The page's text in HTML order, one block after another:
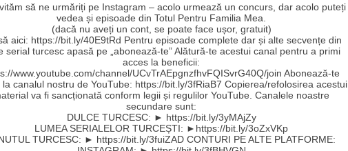
să ne urmăriți pe Instagram – acolo urmează un concurs, dar acolo puteți
vedea și episoade din Totul Pentru Familia Mea.
(dacă nu aveți un cont, se poate face ușor, gratuit)
aici: https://bit.ly/40E9tRd Pentru episoade complete dar și alte secvențe din
serial turcesc apasă pe „abonează-te” Alătură-te acestui canal pentru a primi
acces la beneficii:
www.youtube.com/channel/UCvTrAEpgnzfhvFQISvrG40Q/join Abonează-te
la canalul nostru de YouTube: https://bit.ly/3fRiaB7 Copierea/refolosirea acestui
va fi sancționată conform legii și regulilor YouTube. Canalele noastre
secundare sunt:
DULCE TURCESC: ► https://bit.ly/3yMAjZy
LUMEA SERIALELOR TURCEȘTI: ►https://bit.ly/3oZxVKp
TURCESC: ► https://bit.ly/3fuiZAD CONTURI PE ALTE PLATFORME: